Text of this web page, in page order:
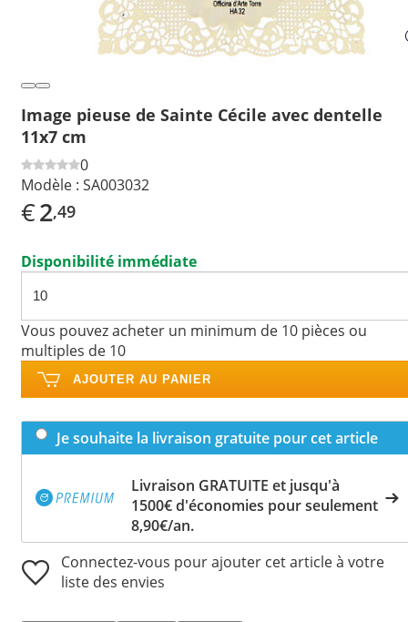
Image pieuse de Sainte Cécile avec dentelle
11x7 cm
0
Modèle : SA003032
€2,49
Disponibilité immédiate
Vous pouvez acheter un minimum de 10 pièces ou
multiples de 10
AJOUTER AU PANIER
Je souhaite la livraison gratuite pour cet article
Livraison GRATUITE et jusqu'à
1500€ d'économies pour seulement
8,90€/an.
Connectez-vous pour ajouter cet article à votre
liste des envies